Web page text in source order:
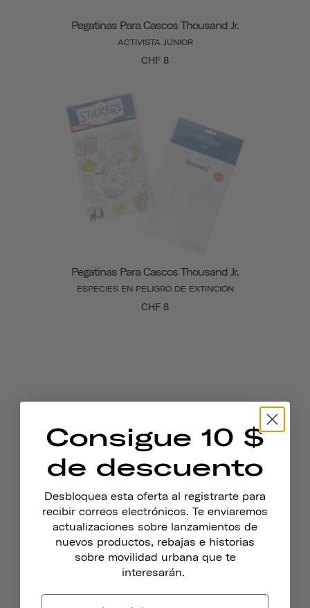
Pegatinas Para Cascos Thousand Jr.
ACTIVISTA JÚNIOR
CHF 8
Pegatinas Para Cascos Thousand Jr.
ESPECIES EN PELIGRO DE EXTINCIÓN
CHF 8
Pegatinas Para Cascos Thousand Jr.
CHF 8
Consigue 10 $
de descuento
Desbloquea esta oferta al registrarte para
recibir correos electrónicos. Te enviaremos
actualizaciones sobre lanzamientos de
nuevos productos, rebajas e historias
sobre movilidad urbana que te
interesarán.